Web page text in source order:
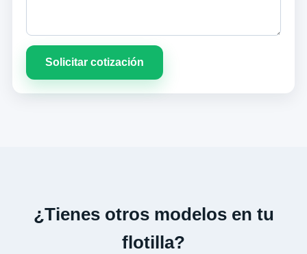
Solicitar cotización
¿Tienes otros modelos en tu
flotilla?